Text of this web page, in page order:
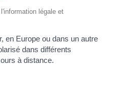
légale et
en Europe ou dans un autre
dans différents
à distance.